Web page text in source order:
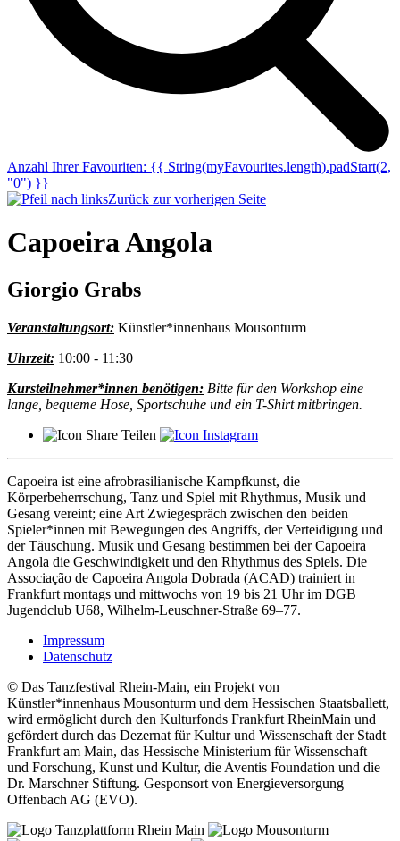
Anzahl Ihrer Favouriten: {{ String(myFavourites.length).padStart(2,
"0") }}
Zurück zur vorherigen Seite
Capoeira Angola
Giorgio Grabs
Veranstaltungsort: Künstler*innenhaus Mousonturm
Uhrzeit: 10:00 - 11:30
Kursteilnehmer*innen benötigen: Bitte für den Workshop eine
lange, bequeme Hose, Sportschuhe und ein T-Shirt mitbringen.
Teilen
Capoeira ist eine afrobrasilianische Kampfkunst, die
Körperbeherrschung, Tanz und Spiel mit Rhythmus, Musik und
Gesang vereint; eine Art Zwiegespräch zwischen den beiden
Spieler*innen mit Bewegungen des Angriffs, der Verteidigung und
der Täuschung. Musik und Gesang bestimmen bei der Capoeira
Angola die Geschwindigkeit und den Rhythmus des Spiels. Die
Associação de Capoeira Angola Dobrada (ACAD) trainiert in
Frankfurt montags und mittwochs von 19 bis 21 Uhr im DGB
Jugendclub U68, Wilhelm-Leuschner-Straße 69–77.
Impressum
Datenschutz
© Das Tanzfestival Rhein-Main, ein Projekt von
Künstler*innenhaus Mousonturm und dem Hessischen Staatsballett,
wird ermöglicht durch den Kulturfonds Frankfurt RheinMain und
gefördert durch das Dezernat für Kultur und Wissenschaft der Stadt
Frankfurt am Main, das Hessische Ministerium für Wissenschaft
und Forschung, Kunst und Kultur, die Aventis Foundation und die
Dr. Marschner Stiftung. Gesponsort von Energieversorgung
Offenbach AG (EVO).